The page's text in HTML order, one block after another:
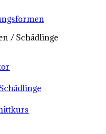
/ Schädlinge